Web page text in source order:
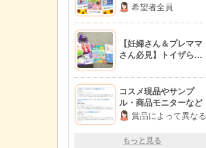
ルゼミ」無料資料
希望者全員
【妊婦さん＆プレママ
さん必見】トイザら
らえる無料サンプル＆
お得なクーポン情報
コスメ現品やサンプ
ル・商品モニターなど
賞品によって異なる
もっと見る